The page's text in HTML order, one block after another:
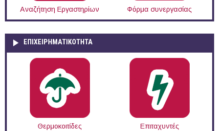
Αναζήτηση Εργαστηρίων Φόρμα συνεργασίας
ΕΠΙΧΕΙΡΗΜΑΤΙΚΟΤΗΤΑ
Θερμοκοιτίδες Επιταχυντές